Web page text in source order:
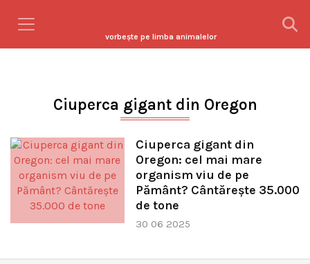
vorbeşte pe limba animalelor
Ciuperca gigant din Oregon
Ciuperca gigant din
Oregon: cel mai mare
organism viu de pe
Pământ? Cântărește 35.000
de tone
30 06 2025